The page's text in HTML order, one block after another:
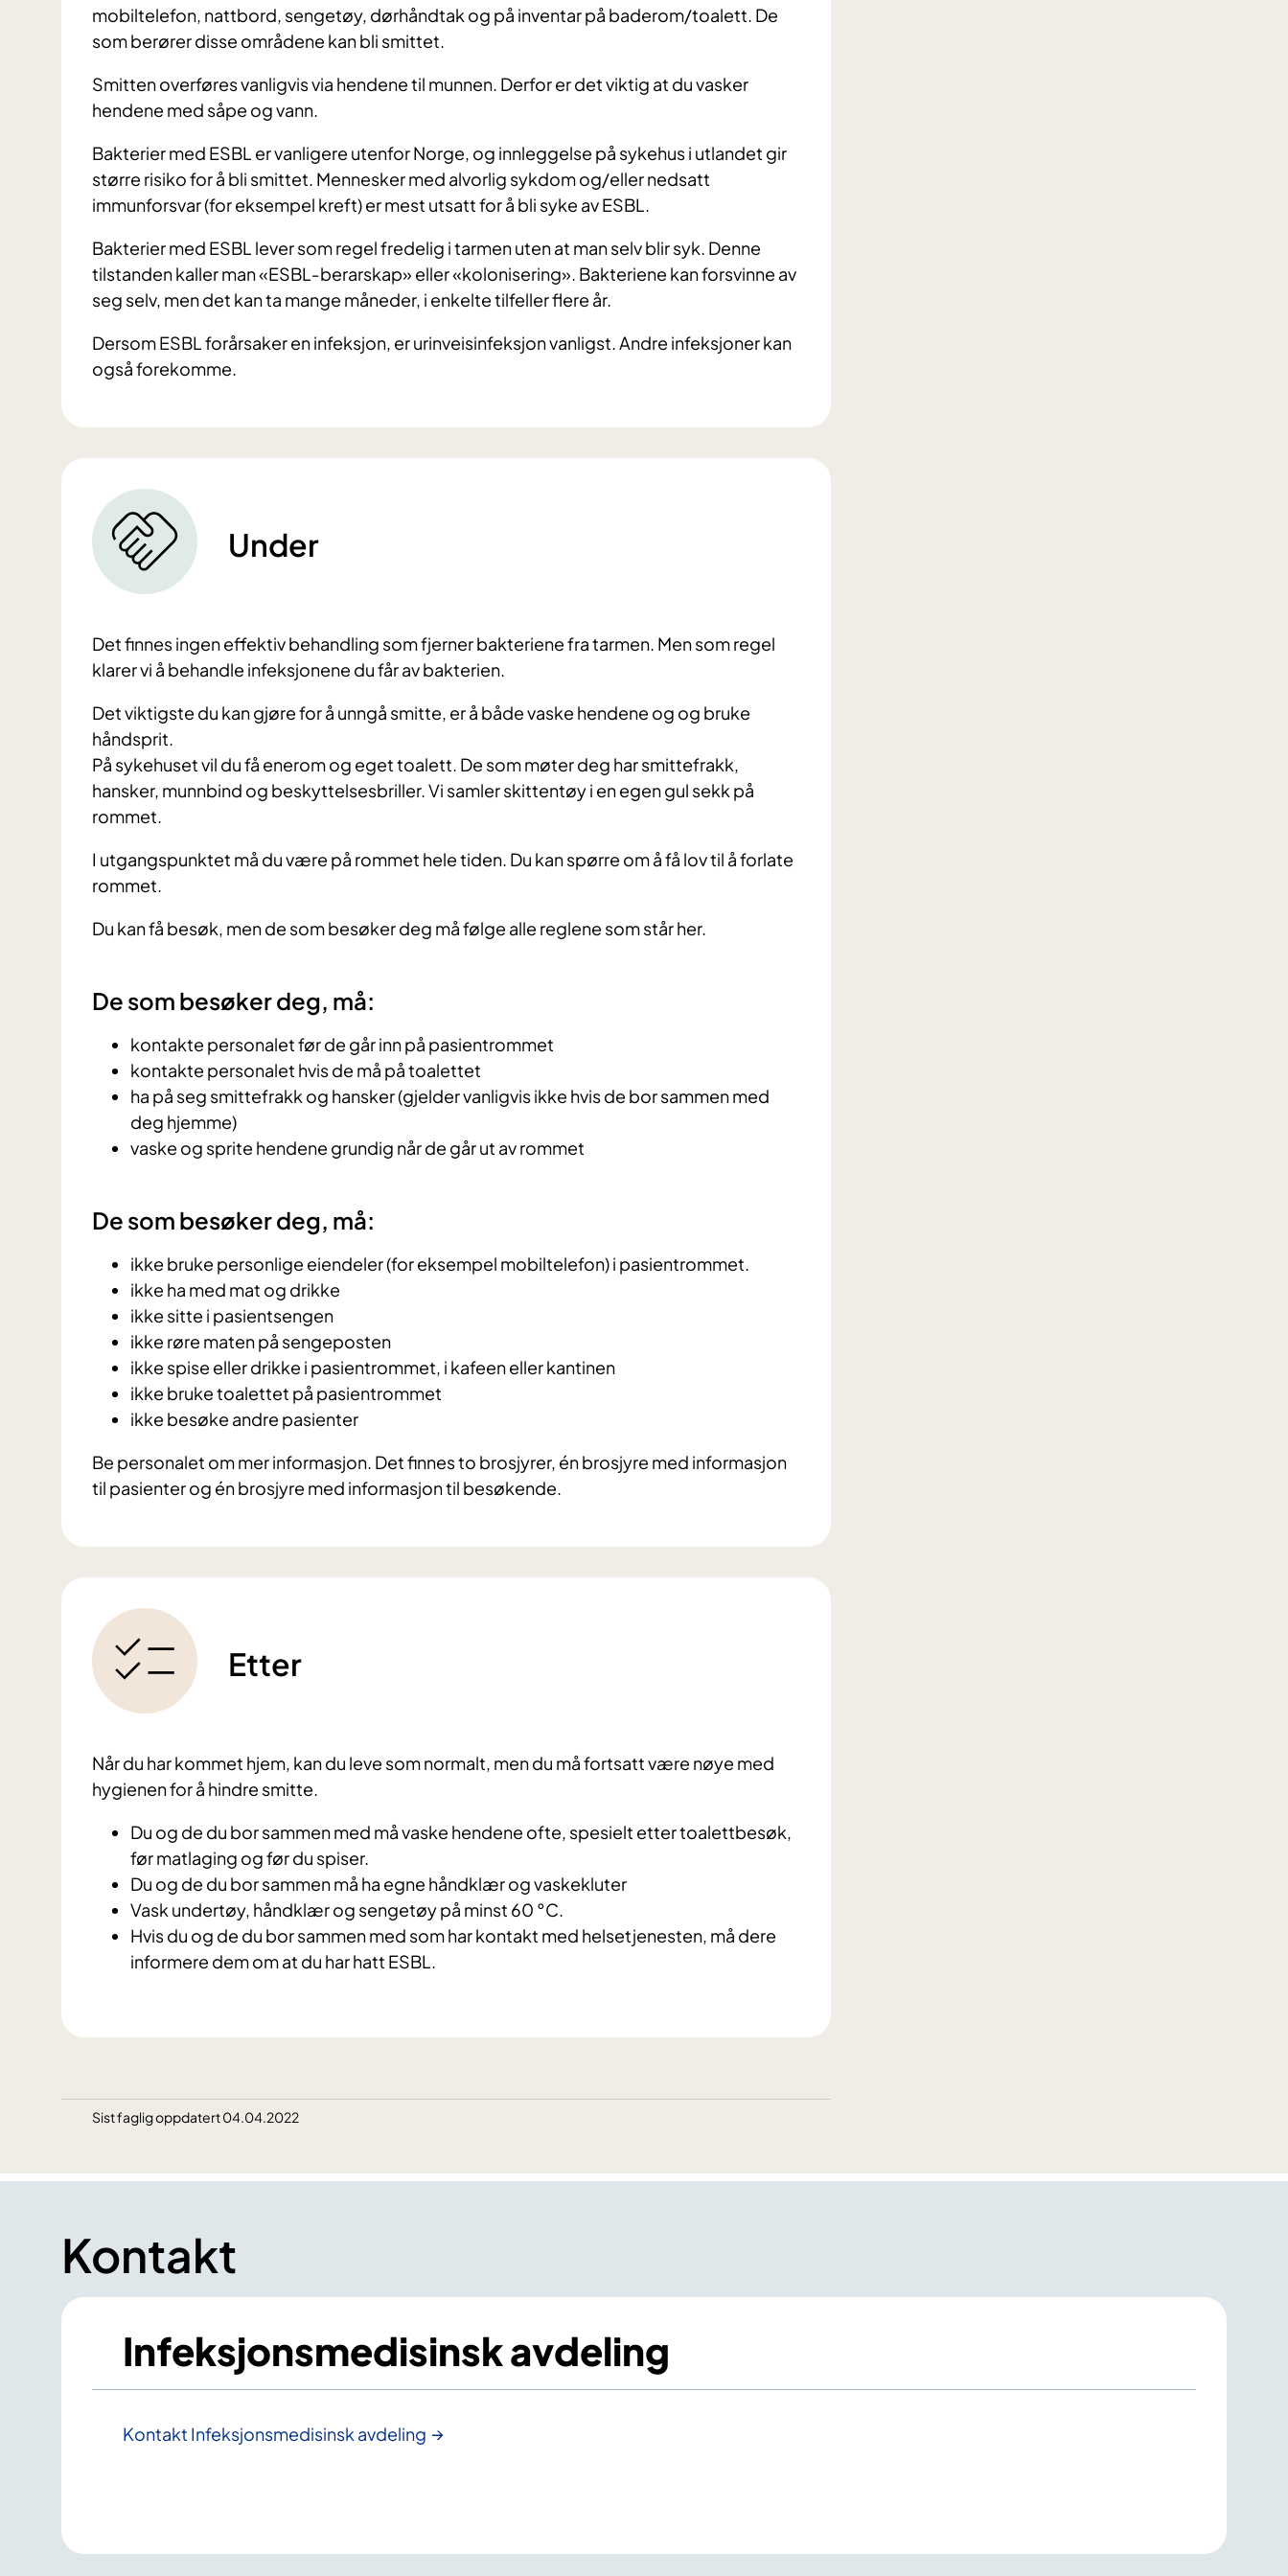
mobiltelefon, nattbord, sengetøy, dørhåndtak og på inventar på baderom/toalett. De
som berører disse områdene kan bli smittet.
Smitten overføres vanligvis via hendene til munnen. Derfor er det viktig at du vasker
hendene med såpe og vann.
Bakterier med ESBL er vanligere utenfor Norge, og innleggelse på sykehus i utlandet gir
større risiko for å bli smittet. Mennesker med alvorlig sykdom og/eller nedsatt
immunforsvar (for eksempel kreft) er mest utsatt for å bli syke av ESBL.
Bakterier med ESBL lever som regel fredelig i tarmen uten at man selv blir syk. Denne
tilstanden kaller man «ESBL‐berarskap» eller «kolonisering». Bakteriene kan forsvinne av
seg selv, men det kan ta mange måneder, i enkelte tilfeller flere år.
Dersom ESBL forårsaker en infeksjon, er urinveisinfeksjon vanligst. Andre infeksjoner kan
også forekomme.
Under
Det finnes ingen effektiv behandling som fjerner bakteriene fra tarmen. Men som regel
klarer vi å behandle infeksjonene du får av bakterien.
Det viktigste du kan gjøre for å unngå smitte, er å både vaske hendene og og bruke
håndsprit.
På sykehuset vil du få enerom og eget toalett. De som møter deg har smittefrakk,
hansker, munnbind og beskyttelsesbriller. Vi samler skittentøy i en egen gul sekk på
rommet.
I utgangspunktet må du være på rommet hele tiden. Du kan spørre om å få lov til å forlate
rommet.
Du kan få besøk, men de som besøker deg må følge alle reglene som står her.
De som besøker deg, må:
kontakte personalet før de går inn på pasientrommet
kontakte personalet hvis de må på toalettet
ha på seg smittefrakk og hansker (gjelder vanligvis ikke hvis de bor sammen med
deg hjemme)
vaske og sprite hendene grundig når de går ut av rommet
De som besøker deg, må:
ikke bruke personlige eiendeler (for eksempel mobiltelefon) i pasientrommet.
ikke ha med mat og drikke
ikke sitte i pasientsengen
ikke røre maten på sengeposten
ikke spise eller drikke i pasientrommet, i kafeen eller kantinen
ikke bruke toalettet på pasientrommet
ikke besøke andre pasienter
Be personalet om mer informasjon. Det finnes to brosjyrer, én brosjyre med informasjon
til pasienter og én brosjyre med informasjon til besøkende.
Etter
Når du har kommet hjem, kan du leve som normalt, men du må fortsatt være nøye med
hygienen for å hindre smitte.
Du og de du bor sammen med må vaske hendene ofte, spesielt etter toalettbesøk,
før matlaging og før du spiser.
Du og de du bor sammen må ha egne håndklær og vaskekluter
Vask undertøy, håndklær og sengetøy på minst 60 °C.
Hvis du og de du bor sammen med som har kontakt med helsetjenesten, må dere
informere dem om at du har hatt ESBL.
Sist faglig oppdatert 04.04.2022
Kontakt
Infeksjonsmedisinsk avdeling
Kontakt Infeksjonsmedisinsk avdeling